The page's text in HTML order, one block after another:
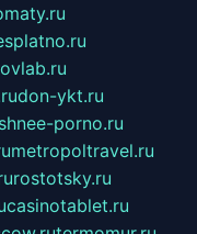
don-ykt.ru
porno.ru
metropoltravel.ru
rostotsky.ru
casinotablet.ru